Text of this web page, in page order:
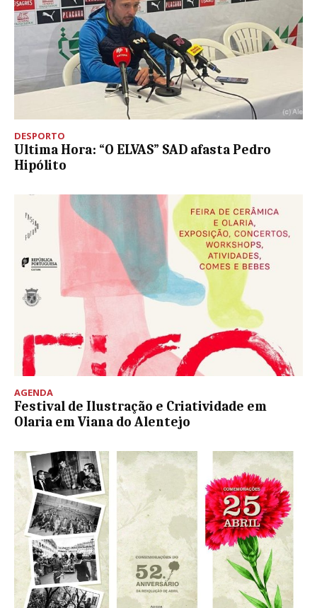
DESPORTO
Ultima Hora: “O ELVAS” SAD afasta Pedro
Hipólito
AGENDA
Festival de Ilustração e Criatividade em
Olaria em Viana do Alentejo